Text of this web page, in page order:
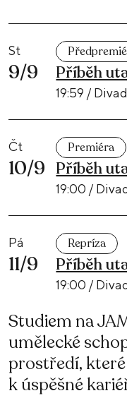
St
9/9 Příběh
19:59 /
Čt
10/9 Příběh
19:00 /
Premiéra
Pá
11/9 Příběh
19:00 /
Repríza
Studiem na
umělecké
prostředí,
k úspěšné